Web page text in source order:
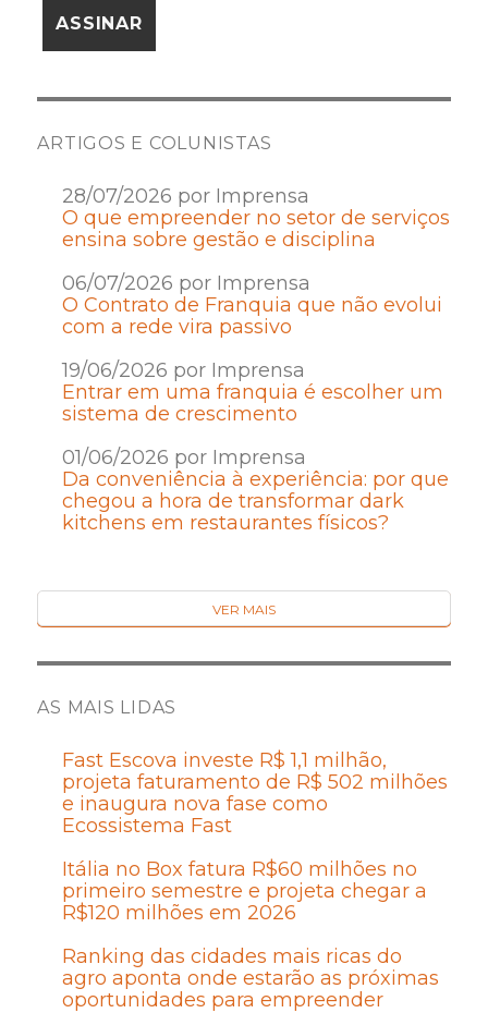
ARTIGOS E COLUNISTAS
28/07/2026 por Imprensa
O que empreender no setor de serviços
ensina sobre gestão e disciplina
06/07/2026 por Imprensa
O Contrato de Franquia que não evolui
com a rede vira passivo
19/06/2026 por Imprensa
Entrar em uma franquia é escolher um
sistema de crescimento
01/06/2026 por Imprensa
Da conveniência à experiência: por que
chegou a hora de transformar dark
kitchens em restaurantes físicos?
VER MAIS
AS MAIS LIDAS
Fast Escova investe R$ 1,1 milhão,
projeta faturamento de R$ 502 milhões
e inaugura nova fase como
Ecossistema Fast
Itália no Box fatura R$60 milhões no
primeiro semestre e projeta chegar a
R$120 milhões em 2026
Ranking das cidades mais ricas do
agro aponta onde estarão as próximas
oportunidades para empreender